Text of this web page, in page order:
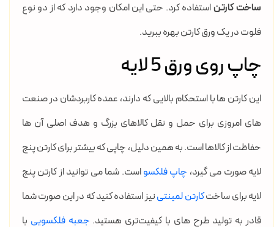
ساخت کارتناستفاده کرد. حتی این امکان وجود دارد که از دو نوع
فلوت در یک ورق کارتن بهره ببرید.
چاپ روی ورق 5 لایه
این کارتن ها با استحکام بالایی که دارند، عمده کاربردشان در صنعت
های امروزی برای حمل و نقل کالاهای بزرگ و هدف اصلی آن ها
حفاظت از کالاها است. به همین دلیل، چاپی که بیشتر برای کارتن پنج
لایه صورت می گیرد، چاپ فلکسواست. شما می توانید از کارتن پنج
لایه برای ساختکارتن لمینتینیز استفاده کنید که در این صورت شما
قادر به تولید طرح های با کیفیت‌تری هستید. جعبه فلکسویی با